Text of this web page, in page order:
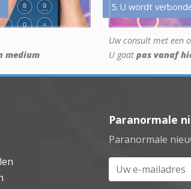
medium
5. U wordt
Uw consult met een
U gaat pas vanaf
Paranormale
Paranormale
Uw e-mailadres